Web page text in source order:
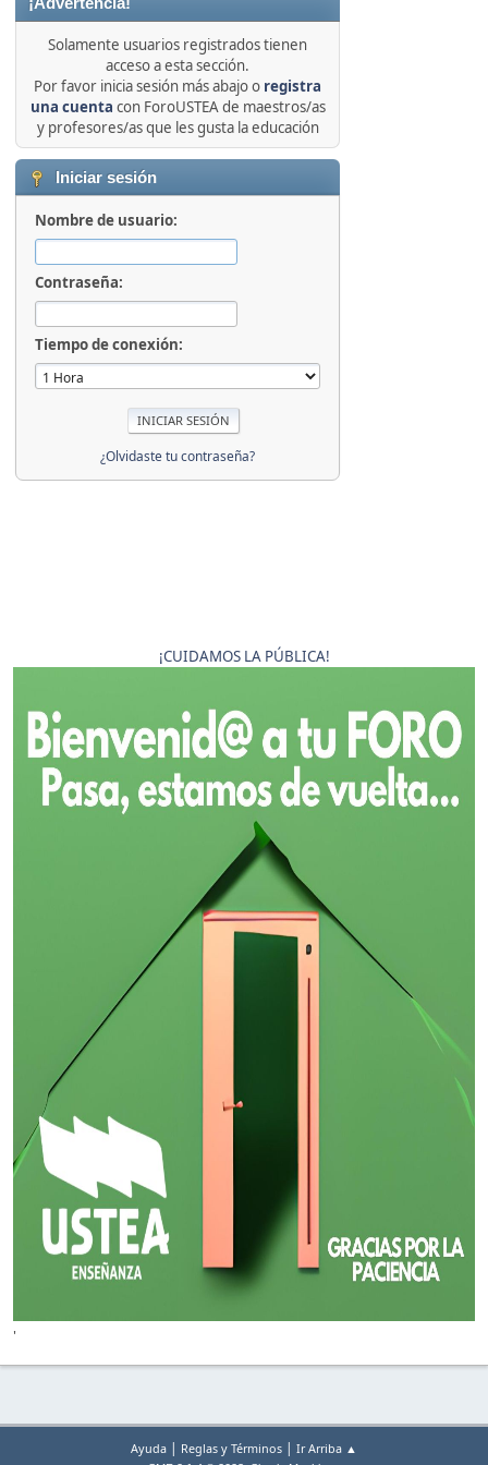
Solamente usuarios registrados tienen
acceso a esta sección.
Por favor inicia sesión más abajo o registra
una cuenta con ForoUSTEA de maestros/as
y profesores/as que les gusta la educación
Iniciar sesión
Nombre de usuario:
Contraseña:
Tiempo de conexión:
¿Olvidaste tu contraseña?
¡CUIDAMOS LA PÚBLICA!
'
Ayuda | Reglas y Términos | Ir Arriba ▲